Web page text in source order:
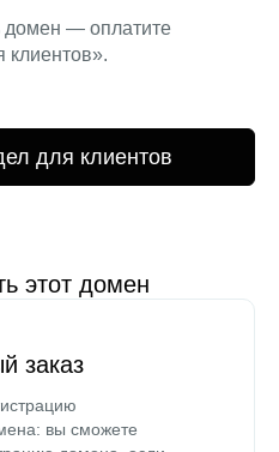
домен — оплатите
клиентов».
для клиентов
этот домен
заказ
вы сможете